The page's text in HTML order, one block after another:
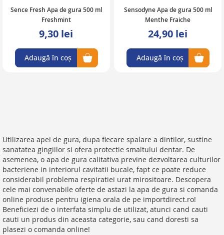
Sence Fresh Apa de gura 500 ml
Freshmint
9,30 lei
Adaugă în coș
Sensodyne Apa de gura 500 ml
Menthe Fraiche
24,90 lei
Adaugă în coș
Utilizarea apei de gura, dupa fiecare spalare a dintilor, sustine
sanatatea gingiilor si ofera protectie smaltului dentar. De
asemenea, o apa de gura calitativa previne dezvoltarea culturilor
bacteriene in interiorul cavitatii bucale, fapt ce poate reduce
considerabil problema respiratiei urat mirositoare. Descopera
cele mai convenabile oferte de astazi la apa de gura si comanda
online produse pentru igiena orala de pe importdirect.ro!
Beneficiezi de o interfata simplu de utilizat, atunci cand cauti
cauti un produs din aceasta categorie, sau cand doresti sa
plasezi o comanda online!